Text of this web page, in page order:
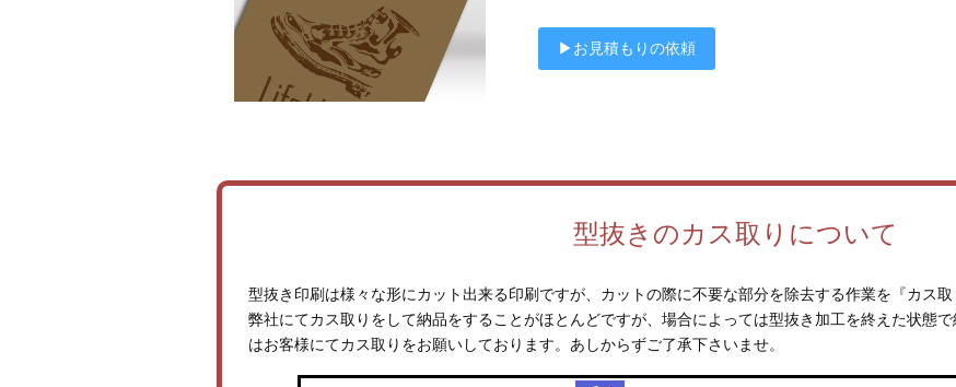
▶お見積もりの依頼
型抜きのカス取りについて
型抜き印刷は様々な形にカット出来る印刷ですが、カットの際に不要な部分を除去する作業を『カス取
弊社にてカス取りをして納品をすることがほとんどですが、場合によっては型抜き加工を終えた状態
はお客様にてカス取りをお願いしております。あしからずご了承下さいませ。